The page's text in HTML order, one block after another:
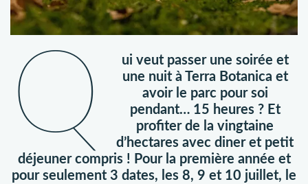
Q
ui veut passer une soirée et
une nuit à Terra Botanica et
avoir le parc pour soi
pendant… 15 heures ? Et
profiter de la vingtaine
d’hectares avec diner et petit
déjeuner compris ! Pour la première année et
pour seulement 3 dates, les 8, 9 et 10 juillet, le